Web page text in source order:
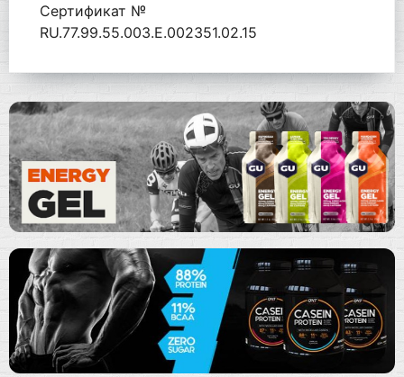
Сертификат №
RU.77.99.55.003.Е.002351.02.15